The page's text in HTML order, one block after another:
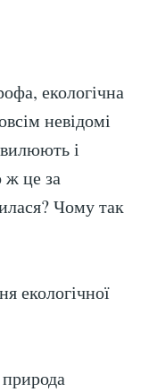
екологічна
невідомі
і
це за
Чому так
екологічної